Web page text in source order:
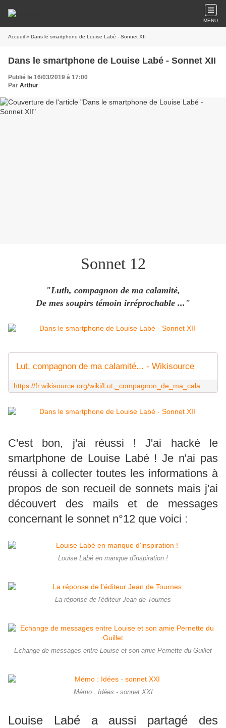
MENU
Accueil » Dans le smartphone de Louise Labé - Sonnet XII
Dans le smartphone de Louise Labé - Sonnet XII
Publié le 16/03/2019 à 17:00
Par Arthur
Sonnet 12
"Luth, compagnon de ma calamité,
De mes soupirs témoin irréprochable ..."
Lut, compagnon de ma calamité... - Wikisource
C'est bon, j'ai réussi ! J'ai hacké le
smartphone de Louise Labé ! Je n'ai pas
réussi à collecter toutes les informations à
propos de son recueil de sonnets mais j'ai
découvert des mails et de messages
concernant le sonnet n°12 que voici :
Louise Labé en manque d'inspiration !
La réponse de l'éditeur Jean de Tournes
Echange de messages entre Louise et son amie Pernette du Guillet
Mémo : Idées - sonnet XXI
Louise Labé a aussi partagé des